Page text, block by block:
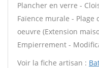
Plancher en verre -
Faïence murale - Plage
oeuvre (Extension
Empierrement -
Voir la fiche artisan :